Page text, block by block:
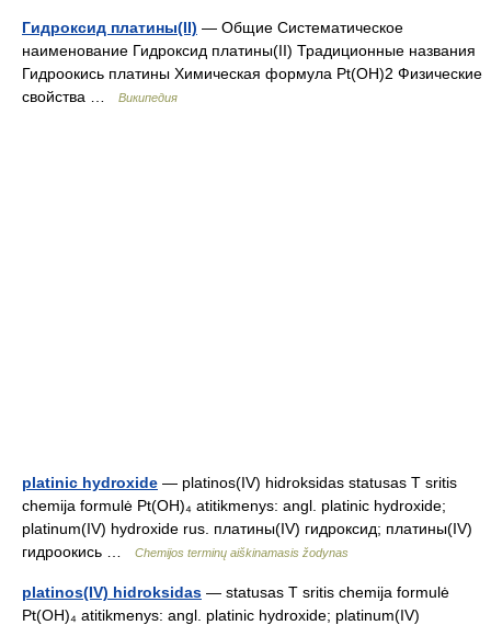
Гидроксид платины(II) — Общие Систематическое
наименование Гидроксид платины(II) Традиционные названия
Гидроокись платины Химическая формула Pt(OH)2 Физические
свойства …
Википедия
platinic hydroxide — platinos(IV) hidroksidas statusas T sritis
chemija formulė Pt(OH)₄ atitikmenys: angl. platinic hydroxide;
platinum(IV) hydroxide rus. платины(IV) гидроксид; платины(IV)
гидроокись …
Chemijos terminų aiškinamasis žodynas
platinos(IV) hidroksidas — statusas T sritis chemija formulė
Pt(OH)₄ atitikmenys: angl. platinic hydroxide; platinum(IV)